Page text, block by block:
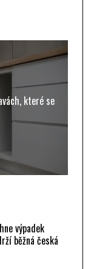
které se
výpadek
běžná česká